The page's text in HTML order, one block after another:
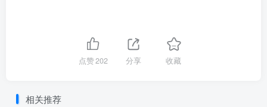
点赞202 分享 收藏
相关推荐